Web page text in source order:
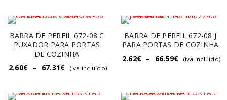
BARRA DE PERFIL 672-08 C
PUXADOR PARA PORTAS
DE COZINHA
2.60€ – 67.31€ (iva incluído)
BARRA DE PERFIL 672-08 J
PARA PORTAS DE COZINHA
2.62€ – 66.59€ (iva incluído)